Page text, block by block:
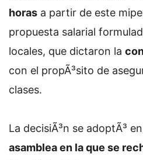
horas a partir de este
propuesta salarial
locales, que dictaron la
con el propÃ³sito de
clases.
La decisiÃ³n se adoptÃ³
asamblea en la que se